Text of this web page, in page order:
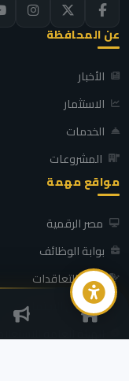
عن المحافظة
الأخبار
الاستثمار
الخدمات
المشروعات
مواقع مهمة
مصر الرقمية
بوابة الوظائف
بوابة التعاقدات
التضامن الاجتماعي